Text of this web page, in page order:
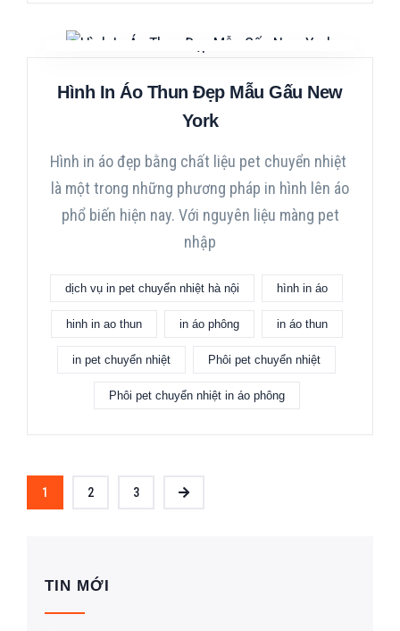
Hình In Áo Thun Đẹp Mẫu Gấu New
York
Hình in áo đẹp bằng chất liệu pet chuyển nhiệt
là một trong những phương pháp in hình lên áo
phổ biến hiện nay. Với nguyên liệu màng pet
nhập
dịch vụ in pet chuyển nhiệt hà nội hình in áo
hinh in ao thun in áo phông in áo thun
in pet chuyển nhiệt Phôi pet chuyển nhiệt
Phôi pet chuyển nhiệt in áo phông
1 2 3
TIN MỚI